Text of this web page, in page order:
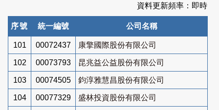
資料更新頻率：即時
序號 統一編號 公司名稱
101 00072437 康擎國際股份有限公司
102 00073793 昆兆益公益股份有限公司
103 00074505 鈞淳雅慧昌股份有限公司
104 00077329 盛林投資股份有限公司